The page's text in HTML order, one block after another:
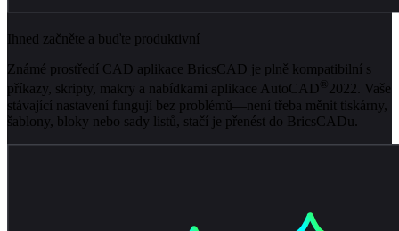
Ihned začněte a buďte produktivní
Známé prostředí CAD aplikace BricsCAD je plně kompatibilní s
příkazy, skripty, makry a nabídkami aplikace AutoCAD ® 2022. Vaše
stávající nastavení fungují bez problémů—není třeba měnit tiskárny,
šablony, bloky nebo sady listů, stačí je přenést do BricsCADu.